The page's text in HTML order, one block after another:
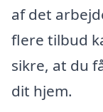
af det
flere tilbud
sikre, at du
dit hjem.